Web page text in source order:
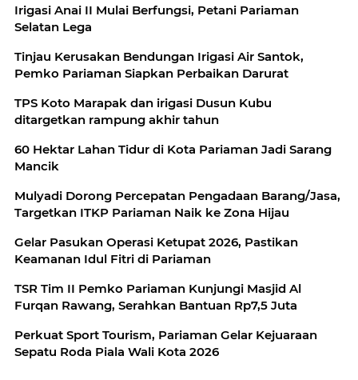
Irigasi Anai II Mulai Berfungsi, Petani Pariaman
Selatan Lega
Tinjau Kerusakan Bendungan Irigasi Air Santok,
Pemko Pariaman Siapkan Perbaikan Darurat
TPS Koto Marapak dan irigasi Dusun Kubu
ditargetkan rampung akhir tahun
60 Hektar Lahan Tidur di Kota Pariaman Jadi Sarang
Mancik
Mulyadi Dorong Percepatan Pengadaan Barang/Jasa,
Targetkan ITKP Pariaman Naik ke Zona Hijau
Gelar Pasukan Operasi Ketupat 2026, Pastikan
Keamanan Idul Fitri di Pariaman
TSR Tim II Pemko Pariaman Kunjungi Masjid Al
Furqan Rawang, Serahkan Bantuan Rp7,5 Juta
Perkuat Sport Tourism, Pariaman Gelar Kejuaraan
Sepatu Roda Piala Wali Kota 2026